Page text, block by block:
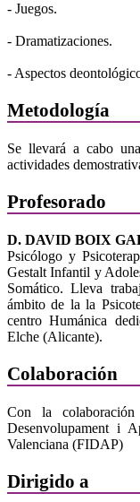
- Juegos.
- Dramatizaciones.
- Aspectos
Metodología
Se llevará a cabo
actividades
Profesorado
D. DAVID BOIX
Psicólogo y
Gestalt Infantil y
Somático. Lleva
ámbito de la la
centro Humánica
Elche (Alicante).
Colaboración
Con la
Desenvolupament i
Valenciana (FIDAP)
Dirigido a